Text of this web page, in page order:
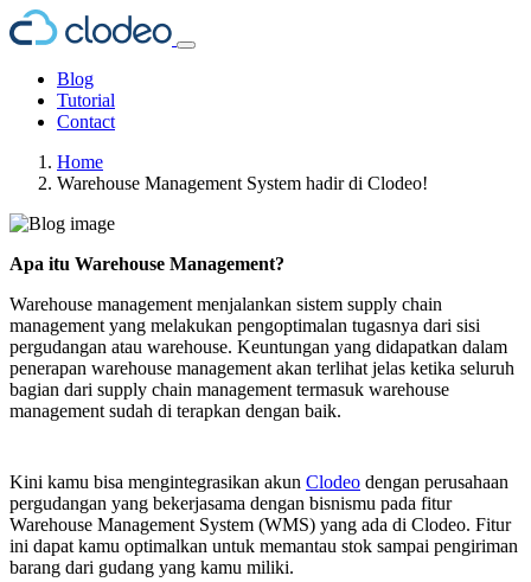
Blog
Tutorial
Contact
Home
Warehouse Management System hadir di Clodeo!
Apa itu Warehouse Management?
Warehouse management menjalankan sistem supply chain
management yang melakukan pengoptimalan tugasnya dari sisi
pergudangan atau warehouse. Keuntungan yang didapatkan dalam
penerapan warehouse management akan terlihat jelas ketika seluruh
bagian dari supply chain management termasuk warehouse
management sudah di terapkan dengan baik.
Kini kamu bisa mengintegrasikan akun Clodeo dengan perusahaan
pergudangan yang bekerjasama dengan bisnismu pada fitur
Warehouse Management System (WMS) yang ada di Clodeo. Fitur
ini dapat kamu optimalkan untuk memantau stok sampai pengiriman
barang dari gudang yang kamu miliki.